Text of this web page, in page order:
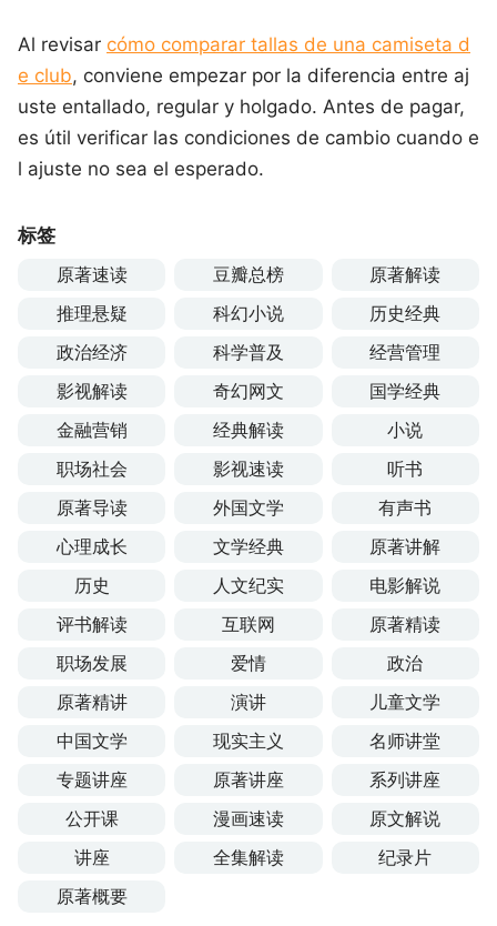
Al revisar cómo comparar tallas de una camiseta d
e club, conviene empezar por la diferencia entre aj
uste entallado, regular y holgado. Antes de pagar,
es útil verificar las condiciones de cambio cuando e
l ajuste no sea el esperado.
标签
原著速读 豆瓣总榜
原著解读
推理悬疑
科幻小说
历史经典
政治经济
科学普及
经营管理
影视解读
奇幻网文
国学经典
金融营销
经典解读
小说
职场社会
影视速读
听书
原著导读
外国文学
有声书
心理成长
文学经典
原著讲解
历史
人文纪实
电影解说
评书解读
互联网
原著精读
职场发展
爱情
政治
原著精讲
演讲
儿童文学
中国文学
现实主义
名师讲堂
专题讲座
原著讲座
系列讲座
公开课
漫画速读
原文解说
讲座
全集解读
纪录片
原著概要